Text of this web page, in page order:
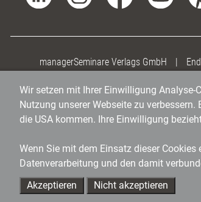
managerSeminare Verlags GmbH |
Wir setzen mit Ihrer Einwilligung Analyse-
Nutzung unserer Webseite zu
die USA kommen. Ihre Einwilligung
Wenn Sie mit dem Einsatz dieser
Datenverarbeitung und den damit
Akzeptieren
Nicht akzeptieren